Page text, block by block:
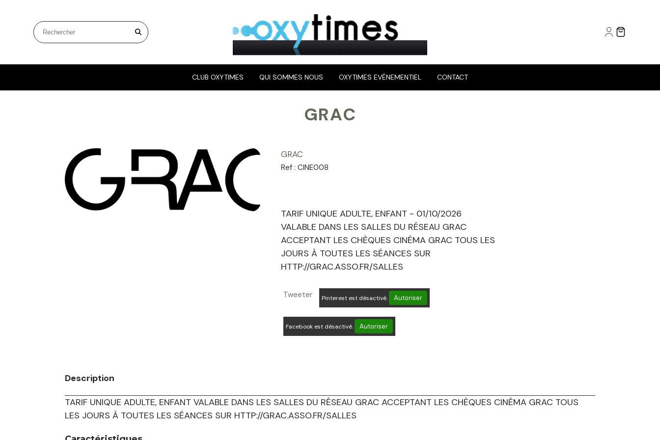
Rechercher sur le site
CLUB OXYTIMES QUI SOMMES NOUS OXYTIMES EVÉNEMENTIEL CONTACT
GRAC
GRAC
Ref : CINE008
TARIF UNIQUE ADULTE, ENFANT - 01/10/2026
VALABLE DANS LES SALLES DU RÉSEAU GRAC
ACCEPTANT LES CHÈQUES CINÉMA GRAC TOUS LES
JOURS À TOUTES LES SÉANCES SUR
HTTP://GRAC.ASSO.FR/SALLES
Tweeter Pinterest est désactivé. Autoriser
Facebook est désactivé. Autoriser
Description
TARIF UNIQUE ADULTE, ENFANT VALABLE DANS LES SALLES DU RÉSEAU GRAC ACCEPTANT LES CHÈQUES CINÉMA GRAC TOUS
LES JOURS À TOUTES LES SÉANCES SUR HTTP://GRAC.ASSO.FR/SALLES